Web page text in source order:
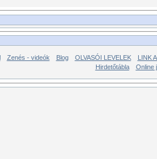
Zenés - videók Blog OLVASÓI LEVELEK
LINK
Hirdetőtábla
Online